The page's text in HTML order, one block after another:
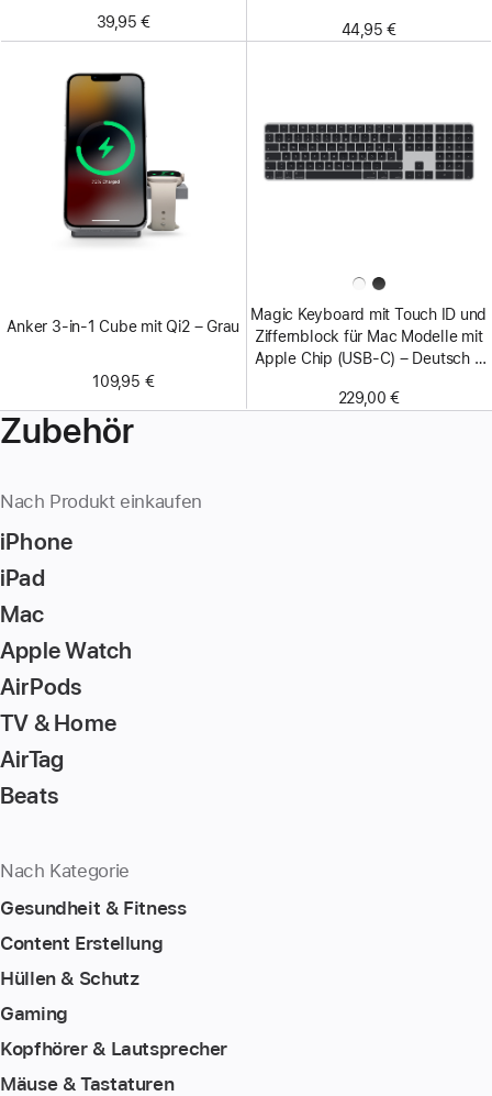
39,95 € 44,95 €
Anker 3-in-1 Cube mit Qi2 – Grau
109,95 €
Magic Keyboard mit Touch ID und
Ziffern­block für Mac Modelle mit
Apple Chip (USB‑C) – Deutsch –
229,00 €
Zubehör
Nach Produkt einkaufen
iPhone
iPad
Mac
Apple Watch
AirPods
TV & Home
AirTag
Beats
Nach Kategorie
Gesundheit & Fitness
Content Erstellung
Hüllen & Schutz
Gaming
Kopfhörer & Lautsprecher
Mäuse & Tastaturen